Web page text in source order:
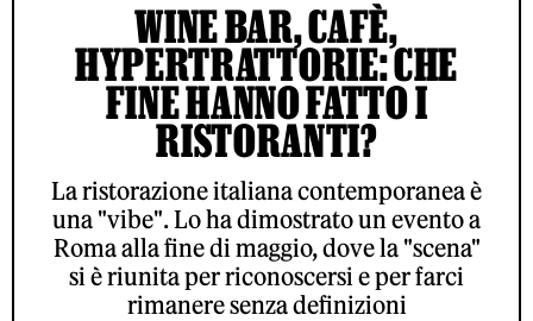
WINE BAR, CAFÈ,
HYPERTRATTORIE: CHE
FINE HANNO FATTO I
RISTORANTI?
La ristorazione italiana contemporanea è
una "vibe". Lo ha dimostrato un evento a
Roma alla fine di maggio, dove la "scena"
si è riunita per riconoscersi e per farci
rimanere senza definizioni